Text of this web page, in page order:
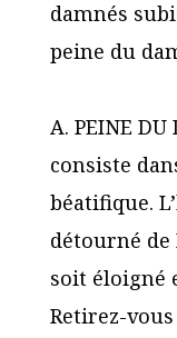
damnés
peine du
A. PEINE
consiste
béatifique.
détourné de
soit éloigné
Retirez-